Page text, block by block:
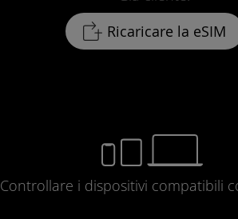
Ricaricare la eSIM
Controllare i dispositivi compatibili